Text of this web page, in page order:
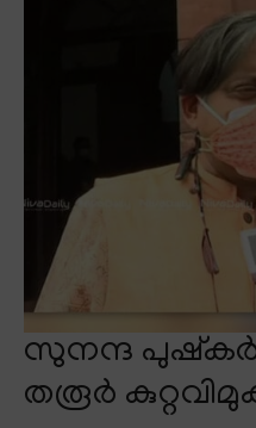
സുനന്ദ
തരൂർ